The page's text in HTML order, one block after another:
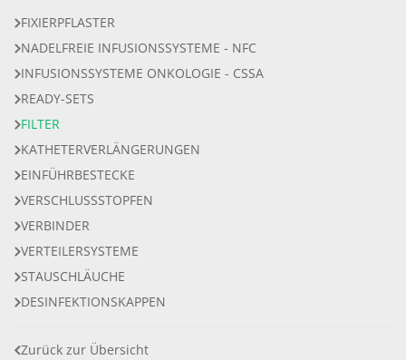
FIXIERPFLASTER
NADELFREIE INFUSIONSSYSTEME - NFC
INFUSIONSSYSTEME ONKOLOGIE - CSSA
READY-SETS
FILTER
KATHETERVERLÄNGERUNGEN
EINFÜHRBESTECKE
VERSCHLUSSSTOPFEN
VERBINDER
VERTEILERSYSTEME
STAUSCHLÄUCHE
DESINFEKTIONSKAPPEN
Zurück zur Übersicht